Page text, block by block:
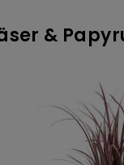
&